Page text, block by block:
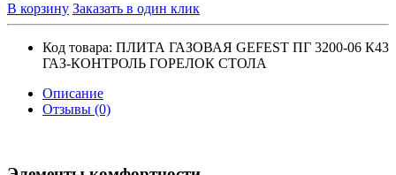
В корзину Заказать в один клик
Код товара: ПЛИТА ГАЗОВАЯ GEFEST ПГ 3200-06 К43
ГАЗ-КОНТРОЛЬ ГОРЕЛОК СТОЛА
Описание
Отзывы (0)